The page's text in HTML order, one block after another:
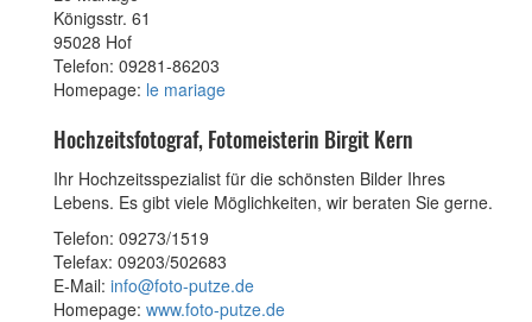
Königsstr. 61
95028 Hof
Telefon: 09281-86203
Homepage: le mariage
Hochzeitsfotograf, Fotomeisterin Birgit Kern
Ihr Hochzeitsspezialist für die schönsten Bilder Ihres
Lebens. Es gibt viele Möglichkeiten, wir beraten Sie gerne.
Telefon: 09273/1519
Telefax: 09203/502683
E-Mail: info@foto-putze.de
Homepage: www.foto-putze.de